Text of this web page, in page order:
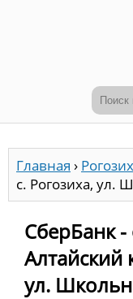
Главная ›
с. Рогозиха, ул.
СберБанк -
Алтайский
ул.